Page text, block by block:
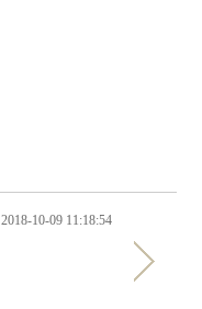
2018-10-09 11:18:54